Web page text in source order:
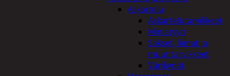
Askartelu
Askartelutarvikkeet
Miniatyyri
Sakset, liimat ja
muut tarvikkeet
Värikynät